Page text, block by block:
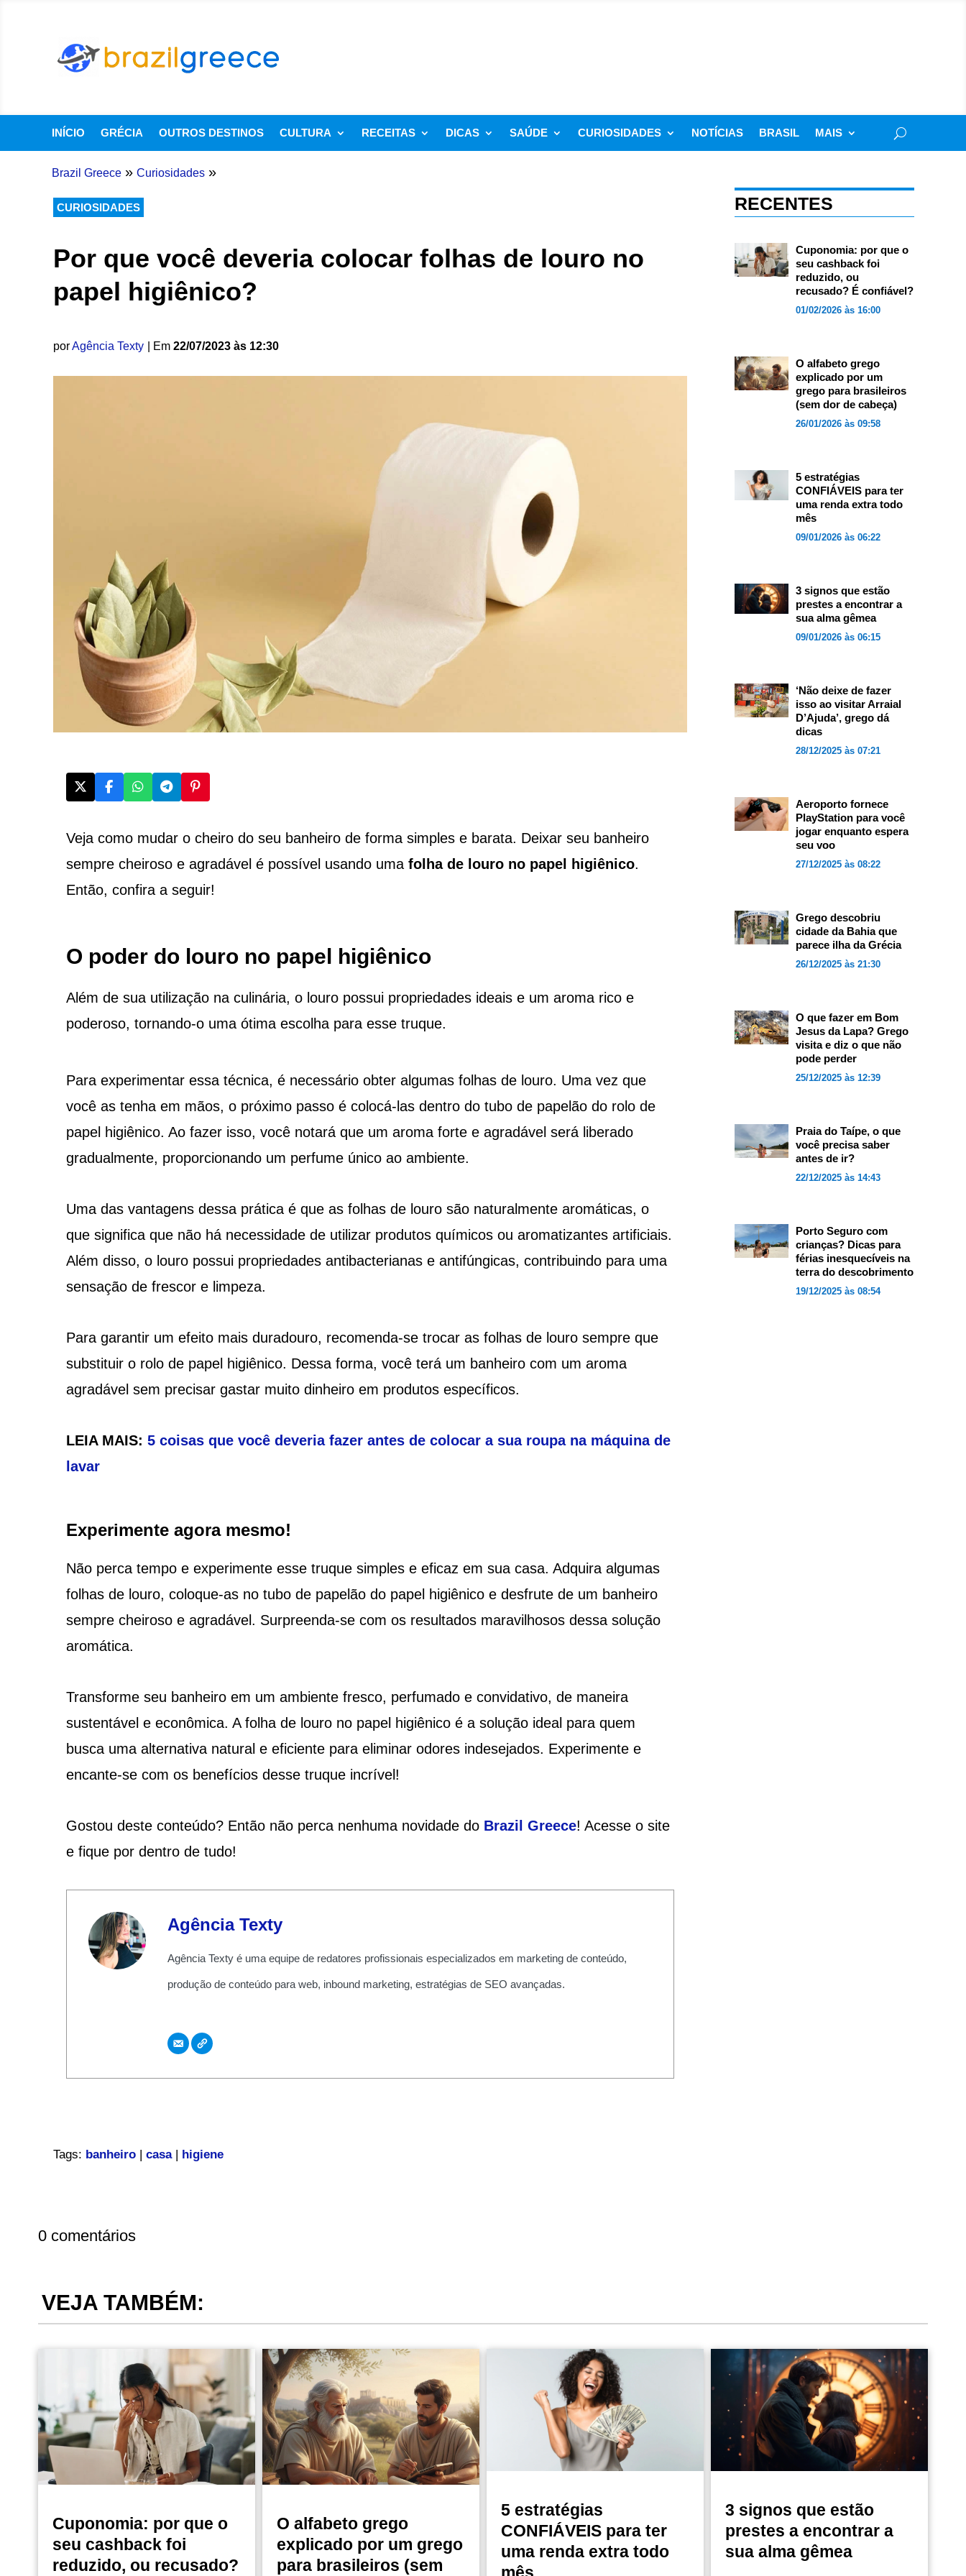
INÍCIO GRÉCIA OUTROS DESTINOS CULTURA RECEITAS DICAS SAÚDE CURIOSIDADES NOTÍCIAS BRASIL MAIS
Brazil Greece » Curiosidades »
CURIOSIDADES
Por que você deveria colocar folhas de louro no
papel higiênico?
porAgência Texty | Em 22/07/2023 às 12:30
Veja como mudar o cheiro do seu banheiro de forma simples e barata. Deixar seu banheiro
sempre cheiroso e agradável é possível usando uma folha de louro no papel higiênico.
Então, confira a seguir!
O poder do louro no papel higiênico
Além de sua utilização na culinária, o louro possui propriedades ideais e um aroma rico e
poderoso, tornando-o uma ótima escolha para esse truque.
Para experimentar essa técnica, é necessário obter algumas folhas de louro. Uma vez que
você as tenha em mãos, o próximo passo é colocá-las dentro do tubo de papelão do rolo de
papel higiênico. Ao fazer isso, você notará que um aroma forte e agradável será liberado
gradualmente, proporcionando um perfume único ao ambiente.
Uma das vantagens dessa prática é que as folhas de louro são naturalmente aromáticas, o
que significa que não há necessidade de utilizar produtos químicos ou aromatizantes artificiais.
Além disso, o louro possui propriedades antibacterianas e antifúngicas, contribuindo para uma
sensação de frescor e limpeza.
Para garantir um efeito mais duradouro, recomenda-se trocar as folhas de louro sempre que
substituir o rolo de papel higiênico. Dessa forma, você terá um banheiro com um aroma
agradável sem precisar gastar muito dinheiro em produtos específicos.
LEIA MAIS: 5 coisas que você deveria fazer antes de colocar a sua roupa na máquina de
lavar
Experimente agora mesmo!
Não perca tempo e experimente esse truque simples e eficaz em sua casa. Adquira algumas
folhas de louro, coloque-as no tubo de papelão do papel higiênico e desfrute de um banheiro
sempre cheiroso e agradável. Surpreenda-se com os resultados maravilhosos dessa solução
aromática.
Transforme seu banheiro em um ambiente fresco, perfumado e convidativo, de maneira
sustentável e econômica. A folha de louro no papel higiênico é a solução ideal para quem
busca uma alternativa natural e eficiente para eliminar odores indesejados. Experimente e
encante-se com os benefícios desse truque incrível!
Gostou deste conteúdo? Então não perca nenhuma novidade do Brazil Greece! Acesse o site
e fique por dentro de tudo!
Agência Texty
Agência Texty é uma equipe de redatores profissionais especializados em marketing de conteúdo,
produção de conteúdo para web, inbound marketing, estratégias de SEO avançadas.
Tags: banheiro| casa| higiene
RECENTES
Cuponomia: por que o
seu cashback foi
reduzido, ou
recusado? É confiável?
01/02/2026 às 16:00
O alfabeto grego
explicado por um
grego para brasileiros
(sem dor de cabeça)
26/01/2026 às 09:58
5 estratégias
CONFIÁVEIS para ter
uma renda extra todo
mês
09/01/2026 às 06:22
3 signos que estão
prestes a encontrar a
sua alma gêmea
09/01/2026 às 06:15
‘Não deixe de fazer
isso ao visitar Arraial
D’Ajuda’, grego dá
dicas
28/12/2025 às 07:21
Aeroporto fornece
PlayStation para você
jogar enquanto espera
seu voo
27/12/2025 às 08:22
Grego descobriu
cidade da Bahia que
parece ilha da Grécia
26/12/2025 às 21:30
O que fazer em Bom
Jesus da Lapa? Grego
visita e diz o que não
pode perder
25/12/2025 às 12:39
Praia do Taípe, o que
você precisa saber
antes de ir?
22/12/2025 às 14:43
Porto Seguro com
crianças? Dicas para
férias inesquecíveis na
terra do descobrimento
19/12/2025 às 08:54
0 comentários
VEJA TAMBÉM:
Cuponomia: por que o
seu cashback foi
reduzido, ou recusado?
O alfabeto grego
explicado por um grego
para brasileiros (sem
5 estratégias
CONFIÁVEIS para ter
uma renda extra todo
3 signos que estão
prestes a encontrar a
sua alma gêmea